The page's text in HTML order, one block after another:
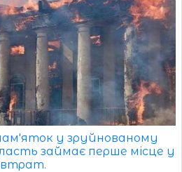
у зруйнованому
займає перше місце у